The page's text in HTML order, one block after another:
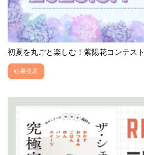
初夏を丸ごと楽しむ！紫陽花コンテスト
結果発表